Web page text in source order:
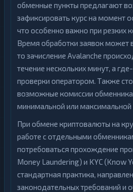
обменные пункты предлагают
зафиксировать курс на момент
что особенно важно при резких
Время обработки заявок может
то зачисление Avalanche
течение нескольких минут, а
проверки оператором. Также
возможные комиссии обменника
минимальной или
При обмене криптовалюты на
работе с отдельными
потребоваться прохождение
Money Laundering) и KYC (Know
стандартная практика,
законодательных требований и